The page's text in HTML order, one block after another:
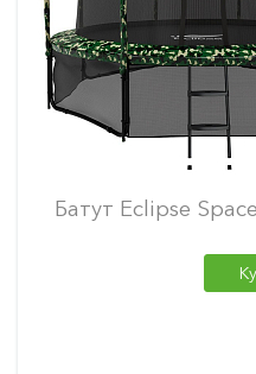
Батут Eclipse